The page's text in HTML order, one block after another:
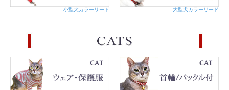
小型犬カラーリード 大型犬カラーリード